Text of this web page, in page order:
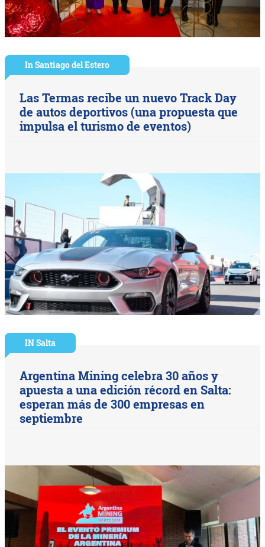
In Santiago del Estero
Las Termas recibe un nuevo Track Day
de autos deportivos (una propuesta que
impulsa el turismo de eventos)
IN Salta
Argentina Mining celebra 30 años y
apuesta a una edición récord en Salta:
esperan más de 300 empresas en
septiembre